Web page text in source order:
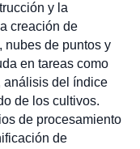
y la
creación de
nubes de puntos y
en tareas como
análisis del índice
de los cultivos.
de procesamiento
de